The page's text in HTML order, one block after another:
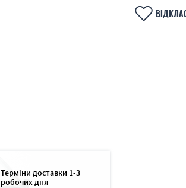
Терміни доставки 1-3
робочих дня